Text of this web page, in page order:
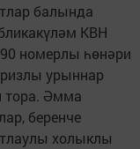
балында
КВН
номерлы һөнәри
урыннар
тора. Әмма
беренче
холыклы